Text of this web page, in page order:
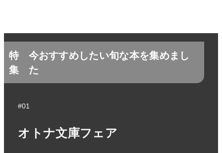
特
集
今おすすめしたい旬な本を集めまし
た
#01
オトナ文庫フェア